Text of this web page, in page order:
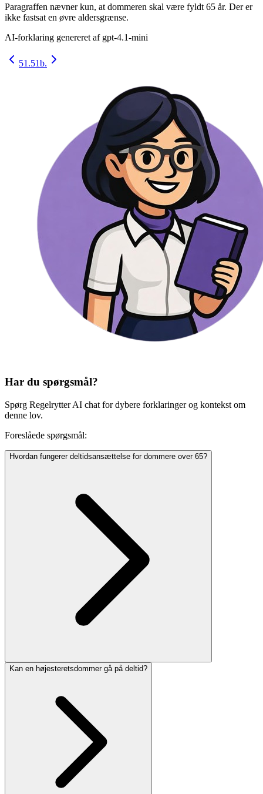
Paragraffen nævner kun, at dommeren skal være fyldt 65 år. Der er
ikke fastsat en øvre aldersgrænse.
AI-forklaring genereret af gpt-4.1-mini
51.51b.
Har du spørgsmål?
Spørg Regelrytter AI chat for dybere forklaringer og kontekst om
denne lov.
Foreslåede spørgsmål:
Hvordan fungerer deltidsansættelse for dommere over 65?
Kan en højesteretsdommer gå på deltid?